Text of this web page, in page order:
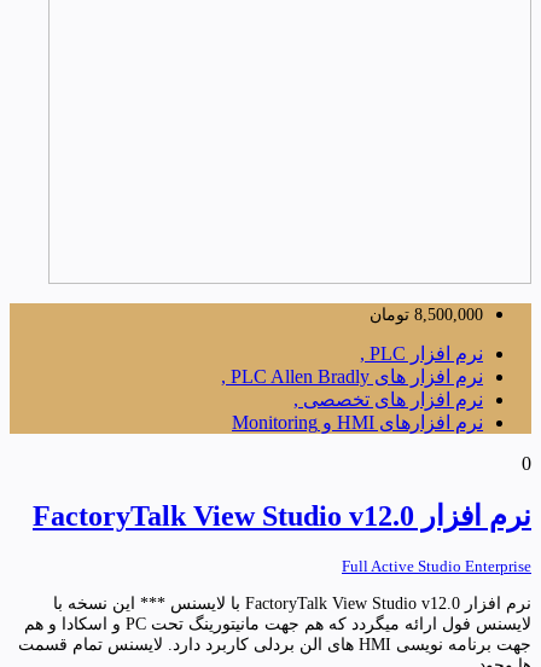
8,500,000 تومان
نرم افزار PLC ,
نرم افزار های PLC Allen Bradly ,
نرم افزار های تخصصی ,
نرم افزارهای HMI و Monitoring
0
نرم افزار FactoryTalk View Studio v12.0
Full Active Studio Enterprise
نرم افزار FactoryTalk View Studio v12.0 با لایسنس *** این نسخه با
لایسنس فول ارائه میگردد که هم جهت مانیتورینگ تحت PC و اسکادا و هم
جهت برنامه نویسی HMI های الن بردلی کاربرد دارد. لایسنس تمام قسمت